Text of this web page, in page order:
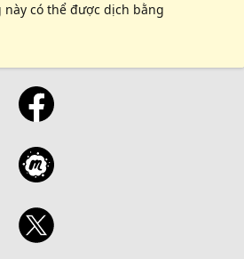
này có thể được dịch bằng